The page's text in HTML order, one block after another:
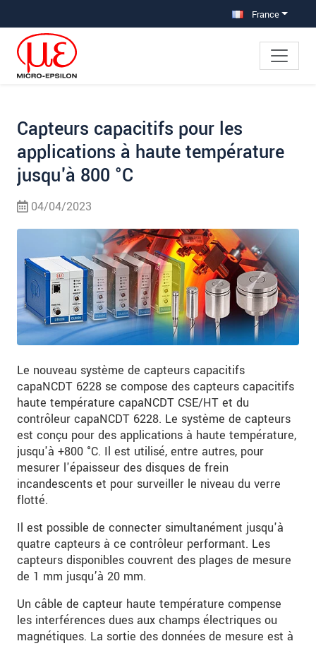
France
Capteurs capacitifs pour les
applications à haute température
jusqu'à 800 °C
04/04/2023
Le nouveau système de capteurs capacitifs
capaNCDT 6228 se compose des capteurs capacitifs
haute température capaNCDT CSE/HT et du
contrôleur capaNCDT 6228. Le système de capteurs
est conçu pour des applications à haute température,
jusqu'à +800 °C. Il est utilisé, entre autres, pour
mesurer l'épaisseur des disques de frein
incandescents et pour surveiller le niveau du verre
flotté.
Il est possible de connecter simultanément jusqu'à
quatre capteurs à ce contrôleur performant. Les
capteurs disponibles couvrent des plages de mesure
de 1 mm jusqu’à 20 mm.
Un câble de capteur haute température compense
les interférences dues aux champs électriques ou
magnétiques. La sortie des données de mesure est à